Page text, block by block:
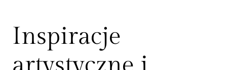
Inspiracje